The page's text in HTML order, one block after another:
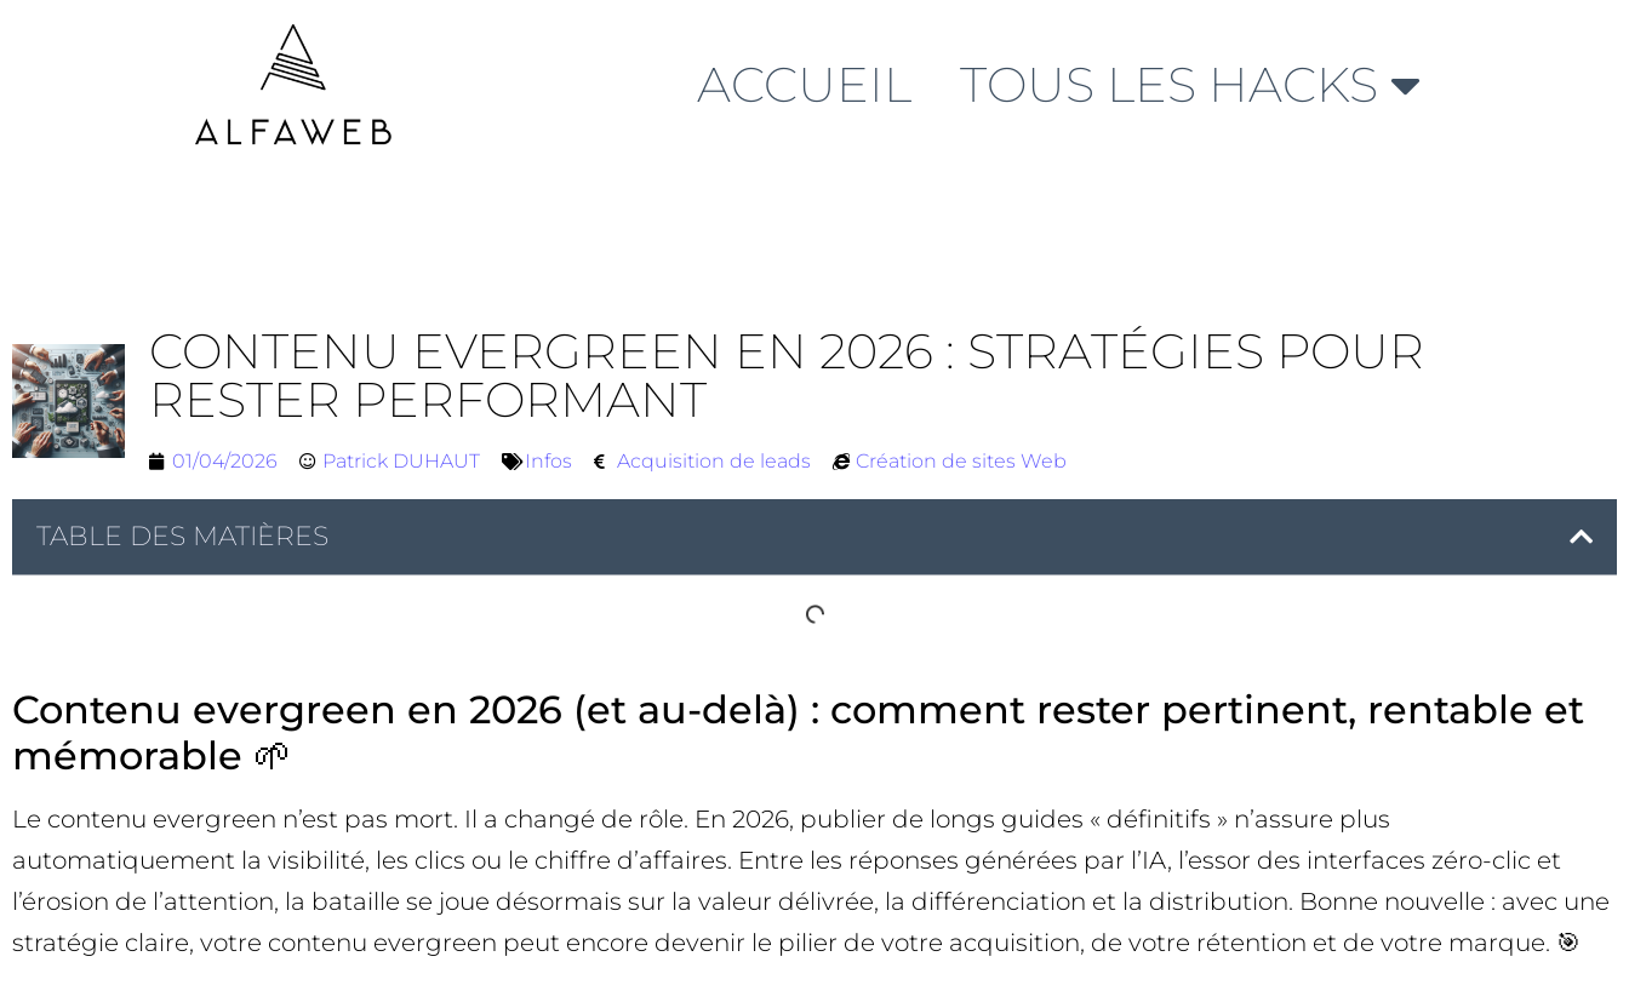
ACCUEIL TOUS LES HACKS
CONTENU EVERGREEN EN 2026 : STRATÉGIES POUR
RESTER PERFORMANT
01/04/2026 Patrick DUHAUT Infos Acquisition de leads Création de sites Web
TABLE DES MATIÈRES
Contenu evergreen en 2026 (et au-delà) : comment rester pertinent, rentable et
mémorable 🌱
Le contenu evergreen n’est pas mort. Il a changé de rôle. En 2026, publier de longs guides « définitifs » n’assure plus
automatiquement la visibilité, les clics ou le chiffre d’affaires. Entre les réponses générées par l’IA, l’essor des interfaces zéro-clic et
l’érosion de l’attention, la bataille se joue désormais sur la valeur délivrée, la différenciation et la distribution. Bonne nouvelle : avec une
stratégie claire, votre contenu evergreen peut encore devenir le pilier de votre acquisition, de votre rétention et de votre marque. 🎯